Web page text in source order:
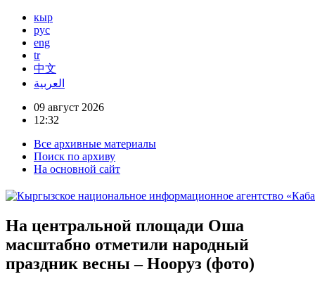
кыр
рус
eng
tr
中文
العربية
09 август 2026
12:32
Все архивные материалы
Поиск по архиву
На основной сайт
На центральной площади Оша
масштабно отметили народный
праздник весны – Нооруз (фото)